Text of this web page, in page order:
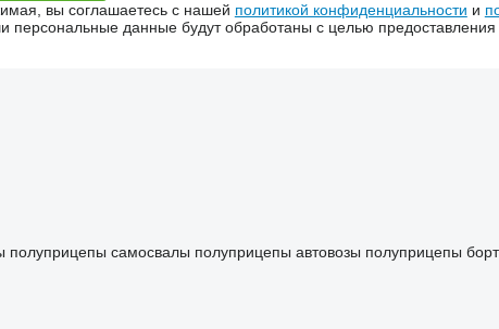
вы соглашаетесь с нашей политикой конфиденциальности и
персональные данные будут обработаны с целью предоставления
полуприцепы самосвалы полуприцепы автовозы полуприцепы